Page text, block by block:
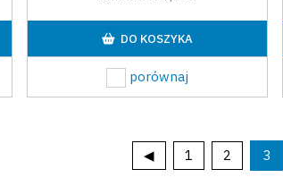
DO KOSZYKA
porównaj
◀ 1 2 3